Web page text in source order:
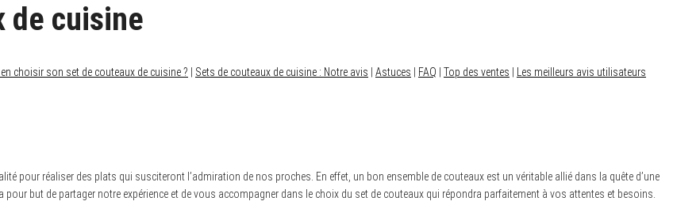
de cuisine
choisir son set de couteaux de cuisine ? Sets de couteaux de cuisine : Notre avis Astuces FAQ Top des ventes Les meilleurs avis utilisateurs
pour réaliser des plats qui susciteront l’admiration de nos proches. En effet, un bon ensemble de couteaux est un véritable allié dans la quête d’une
but de partager notre expérience et de vous accompagner dans le choix du set de couteaux qui répondra parfaitement à vos attentes et besoins.